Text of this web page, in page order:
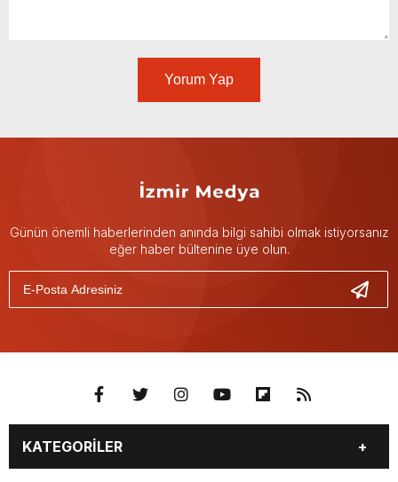
Yorum Yap
Günün önemli haberlerinden anında bilgi sahibi olmak istiyorsanız
eğer haber bültenine üye olun.
KATEGORİLER